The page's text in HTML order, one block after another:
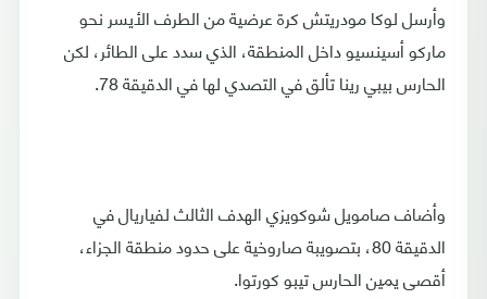
وأرسل لوكا مودريتش كرة عرضية من الطرف الأيسر نحو
ماركو أسينسيو داخل المنطقة، الذي سدد على الطائر، لكن
الحارس بيبي رينا تألق في التصدي لها في الدقيقة 78.
وأضاف صامويل شوكويزي الهدف الثالث لفياريال في
الدقيقة 80، بتصويبة صاروخية على حدود منطقة الجزاء،
أقصى يمين الحارس تيبو كورتوا.